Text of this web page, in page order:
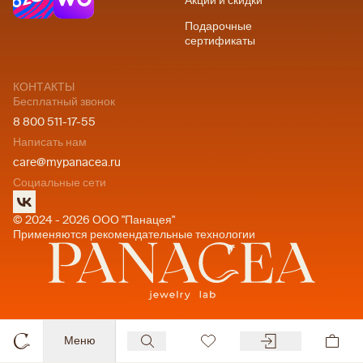
Меню
Подарочные
сертификаты
КОНТАКТЫ
Бесплатный звонок
8 800 511-17-55
Написать нам
care@mypanacea.ru
Социальные сети
© 2024 - 2026 ООО "Панацея"
Применяются рекомендательные технологии